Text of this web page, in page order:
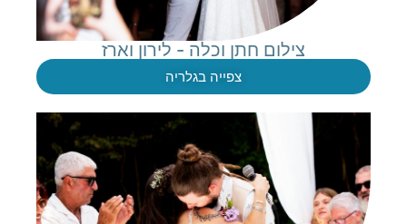
צילום חתן וכלה - לירון וארז
צפייה בגלריה